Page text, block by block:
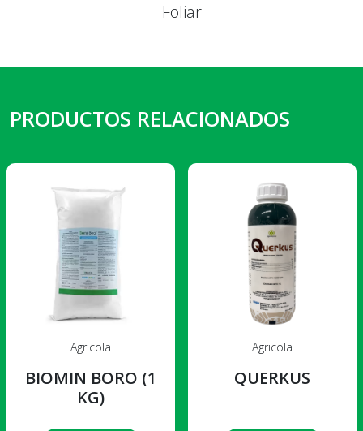
Foliar
PRODUCTOS RELACIONADOS
Agricola
BIOMIN BORO (1
KG)
Agricola
QUERKUS